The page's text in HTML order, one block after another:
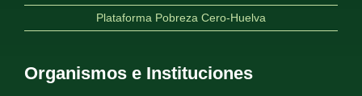
Plataforma Pobreza Cero-Huelva
Organismos e Instituciones